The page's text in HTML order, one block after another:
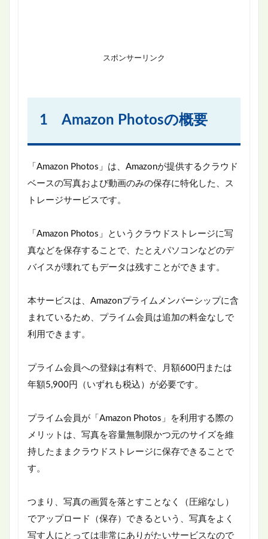
スポンサーリンク
1 Amazon Photosの概要
「Amazon Photos」は、Amazonが提供するクラウド
ベースの写真および動画のみの保存に特化した、ス
トレージサービスです。
「Amazon Photos」というクラウドストレージに写
真などを保存することで、たとえパソコンなどのデ
バイスが壊れてもデータは残すことができます。
本サービスは、Amazonプライムメンバーシップに含
まれているため、プライム会員は追加の料金なしで
利用できます。
プライム会員への登録は有料で、月額600円または
年額5,900円（いずれも税込）が必要です。
プライム会員が「Amazon Photos」を利用する際の
メリットは、写真を容量無制限かつ元のサイズを維
持したままクラウドストレージに保存できることで
す。
つまり、写真の画質を落とすことなく（圧縮なし）
でアップロード（保存）できるという、写真をよく
写す人にとっては非常にありがたいサービスなので